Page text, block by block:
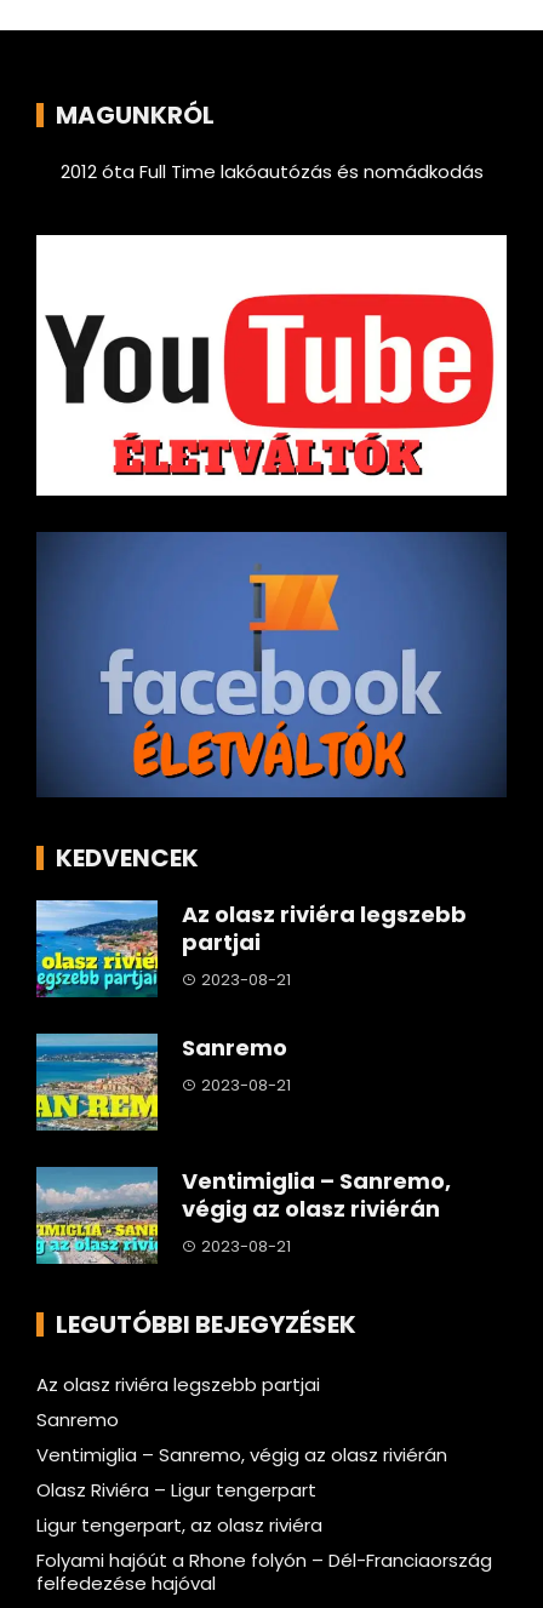
MAGUNKRÓL
2012 óta Full Time lakóautózás és nomádkodás
KEDVENCEK
Az olasz riviéra legszebb
partjai
2023-08-21
Sanremo
2023-08-21
Ventimiglia – Sanremo,
végig az olasz riviérán
2023-08-21
LEGUTÓBBI BEJEGYZÉSEK
Az olasz riviéra legszebb partjai
Sanremo
Ventimiglia – Sanremo, végig az olasz riviérán
Olasz Riviéra – Ligur tengerpart
Ligur tengerpart, az olasz riviéra
Folyami hajóút a Rhone folyón – Dél-Franciaország
felfedezése hajóval